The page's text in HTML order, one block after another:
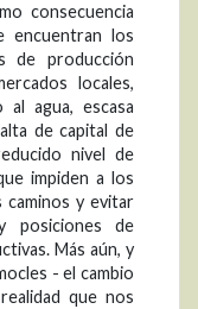
consecuencia
encuentran los
de producción
locales,
al agua, escasa
de capital de
nivel de
impiden a los
y evitar
posiciones de
Más aún, y
- el cambio
que nos